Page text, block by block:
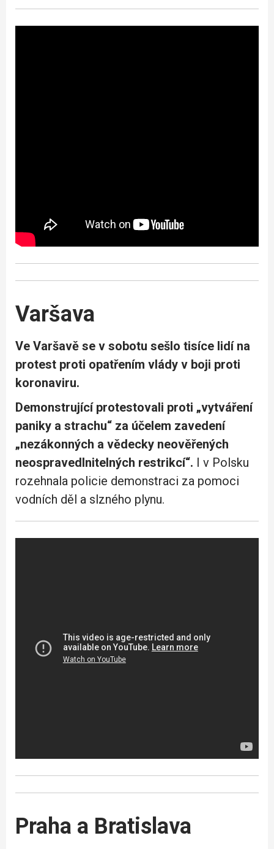
Varšava
Ve Varšavě se v sobotu sešlo tisíce lidí na
protest proti opatřením vlády v boji proti
koronaviru.
Demonstrující protestovali proti „vytváření
paniky a strachu“ za účelem zavedení
„nezákonných a vědecky neověřených
neospravedlnitelných restrikcí“. I v Polsku
rozehnala policie demonstraci za pomoci
vodních děl a slzného plynu.
Praha a Bratislava